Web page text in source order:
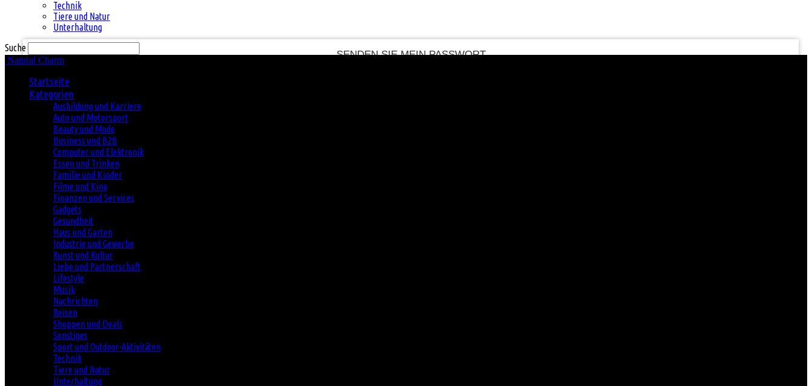
Technik
Tiere und Natur
Unterhaltung
Suche
Natural Charm
Startseite
Kategorien
Ausbildung und Karriere
Auto und Motorsport
Beauty und Mode
Business und B2B
Computer und Elektronik
Essen und Trinken
Familie und Kinder
Filme und Kino
Finanzen und Services
Gadgets
Gesundheit
Haus und Garten
Industrie und Gewerbe
Kunst und Kultur
Liebe und Partnerschaft
Lifestyle
Musik
Nachrichten
Reisen
Shoppen und Deals
Sonstiges
Sport und Outdoor-Aktivitäten
Technik
Tiere und Natur
Unterhaltung